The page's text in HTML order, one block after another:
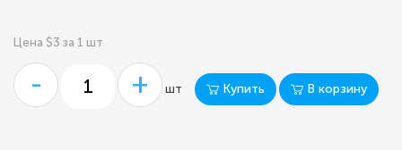
Цена $3 за 1 шт
- + шт Купить В корзину